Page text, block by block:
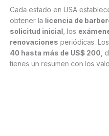
Cada estado en USA
obtener la licencia de
solicitud inicial , los
renovaciones periódicas.
40 hasta más de US$ 200 ,
tienes un resumen con los